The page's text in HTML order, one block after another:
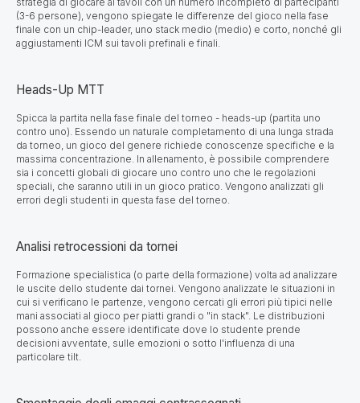
(3-6 persone), vengono spiegate le differenze del gioco nella fase
finale con un chip-leader, uno stack medio (medio) e corto, nonché gli
aggiustamenti ICM sui tavoli prefinali e finali.
Heads-Up MTT
Spicca la partita nella fase finale del torneo - heads-up (partita uno
contro uno). Essendo un naturale completamento di una lunga strada
da torneo, un gioco del genere richiede conoscenze specifiche e la
massima concentrazione. In allenamento, è possibile comprendere
sia i concetti globali di giocare uno contro uno che le regolazioni
speciali, che saranno utili in un gioco pratico. Vengono analizzati gli
errori degli studenti in questa fase del torneo.
Analisi retrocessioni da tornei
Formazione specialistica (o parte della formazione) volta ad analizzare
le uscite dello studente dai tornei. Vengono analizzate le situazioni in
cui si verificano le partenze, vengono cercati gli errori più tipici nelle
mani associati al gioco per piatti grandi o "in stack". Le distribuzioni
possono anche essere identificate dove lo studente prende
decisioni avventate, sulle emozioni o sotto l'influenza di una
particolare tilt.